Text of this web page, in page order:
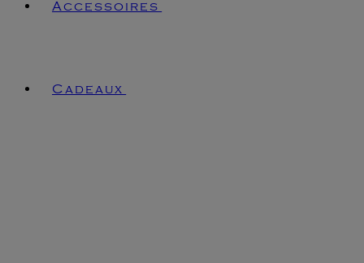
Accessoires
Cadeaux